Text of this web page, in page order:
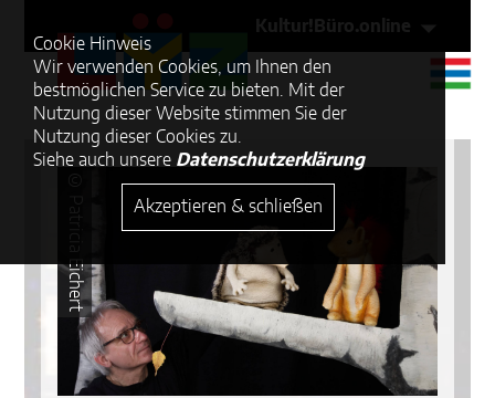
Cookie Hinweis
Wir verwenden Cookies, um Ihnen den
bestmöglichen Service zu bieten. Mit der
Nutzung dieser Website stimmen Sie der
Nutzung dieser Cookies zu.
Siehe auch unsere Datenschutzerklärung
Akzeptieren & schließen
Kultur!Büro.online
© Patricia Eichert